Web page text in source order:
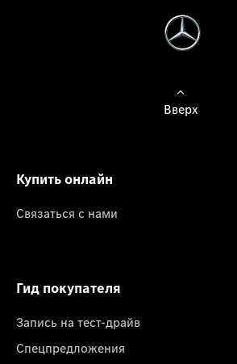
Вверх
Купить онлайн
Связаться с нами
Гид покупателя
Запись на тест-драйв
Спецпредложения